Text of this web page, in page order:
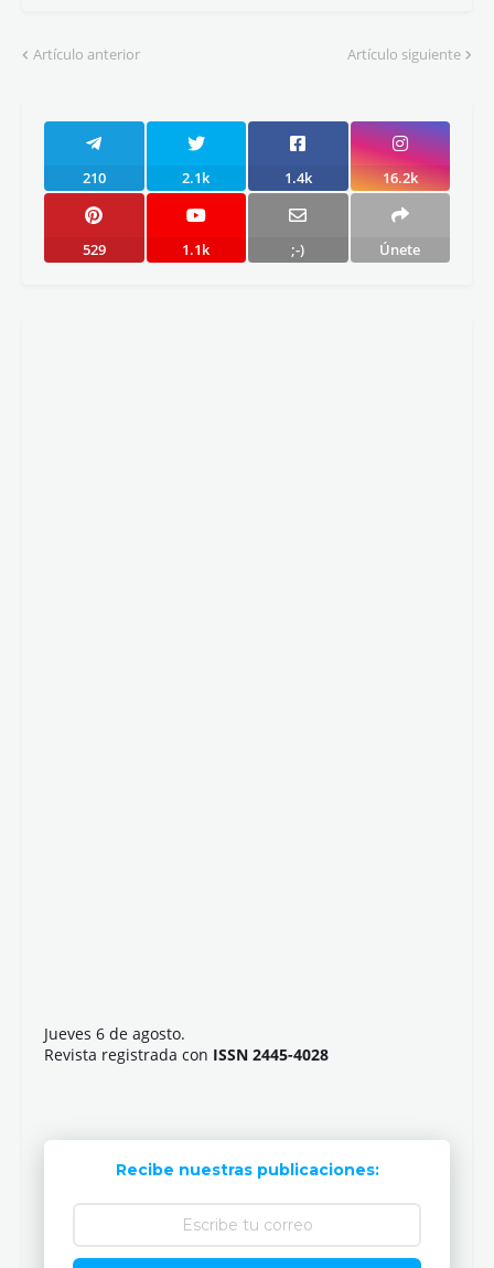
Artículo anterior Artículo siguiente
210 2.1k 1.4k 16.2k
529 1.1k ;-) Únete
Jueves 6 de agosto.
Revista registrada con ISSN 2445-4028
Recibe nuestras publicaciones: